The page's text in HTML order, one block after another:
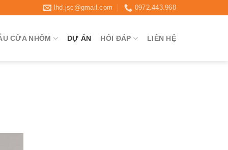
lhd.jsc@gmail.com 0972.443.968
CỬA NHÔM DỰ ÁN HỎI ĐÁP LIÊN HỆ